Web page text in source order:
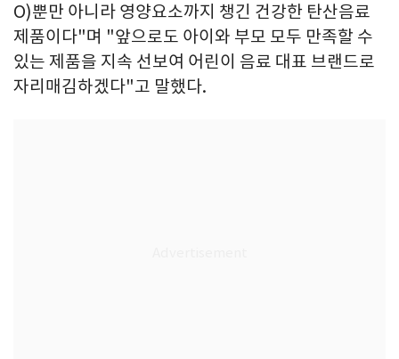
O)뿐만 아니라 영양요소까지 챙긴 건강한 탄산음료
제품이다"며 "앞으로도 아이와 부모 모두 만족할 수
있는 제품을 지속 선보여 어린이 음료 대표 브랜드로
자리매김하겠다"고 말했다.